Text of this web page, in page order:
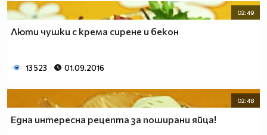
02:49
Люти чушки с крема сирене и бекон
13 523 01.09.2016
02:48
Една интересна рецепта за поширани яйца!